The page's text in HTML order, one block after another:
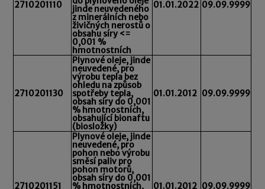
2710201110 jinde neuvedeného
z minerálních nebo
živičných nerostů o
obsahu síry <=
0,001 %
hmotnostních
01.01.2022 09.09.9999
2710201130
Plynové oleje, jinde
neuvedené, pro
výrobu tepla bez
ohledu na způsob
spotřeby tepla,
obsah síry do 0,001
% hmotnostních,
obsahující bionaftu
(biosložky)
01.01.2012 09.09.9999
2710201151
Plynové oleje, jinde
neuvedené, pro
pohon nebo výrobu
směsí paliv pro
pohon motorů,
obsah síry do 0,001
% hmotnostních, 01.01.2012 09.09.9999